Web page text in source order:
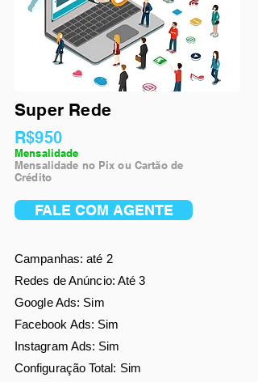
Super Rede
R$950
Mensalidade
Mensalidade no Pix ou Cartão de
Crédito
FALE COM AGENTE
Campanhas: até 2
Redes de Anúncio: Até 3
Google Ads: Sim
Facebook Ads: Sim
Instagram Ads: Sim
Configuração Total: Sim